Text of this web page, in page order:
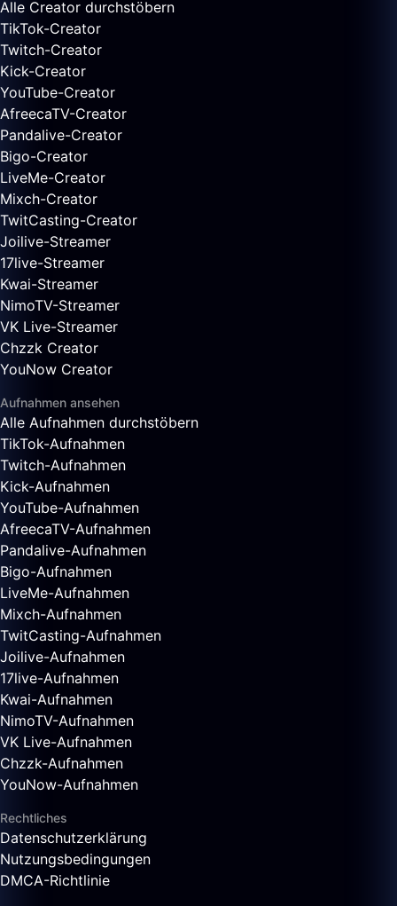
Alle Creator durchstöbern
TikTok-Creator
Twitch-Creator
Kick-Creator
YouTube-Creator
AfreecaTV-Creator
Pandalive-Creator
Bigo-Creator
LiveMe-Creator
Mixch-Creator
TwitCasting-Creator
Joilive-Streamer
17live-Streamer
Kwai-Streamer
NimoTV-Streamer
VK Live-Streamer
Chzzk Creator
YouNow Creator
Aufnahmen ansehen
Alle Aufnahmen durchstöbern
TikTok-Aufnahmen
Twitch-Aufnahmen
Kick-Aufnahmen
YouTube-Aufnahmen
AfreecaTV-Aufnahmen
Pandalive-Aufnahmen
Bigo-Aufnahmen
LiveMe-Aufnahmen
Mixch-Aufnahmen
TwitCasting-Aufnahmen
Joilive-Aufnahmen
17live-Aufnahmen
Kwai-Aufnahmen
NimoTV-Aufnahmen
VK Live-Aufnahmen
Chzzk-Aufnahmen
YouNow-Aufnahmen
Rechtliches
Datenschutzerklärung
Nutzungsbedingungen
DMCA-Richtlinie